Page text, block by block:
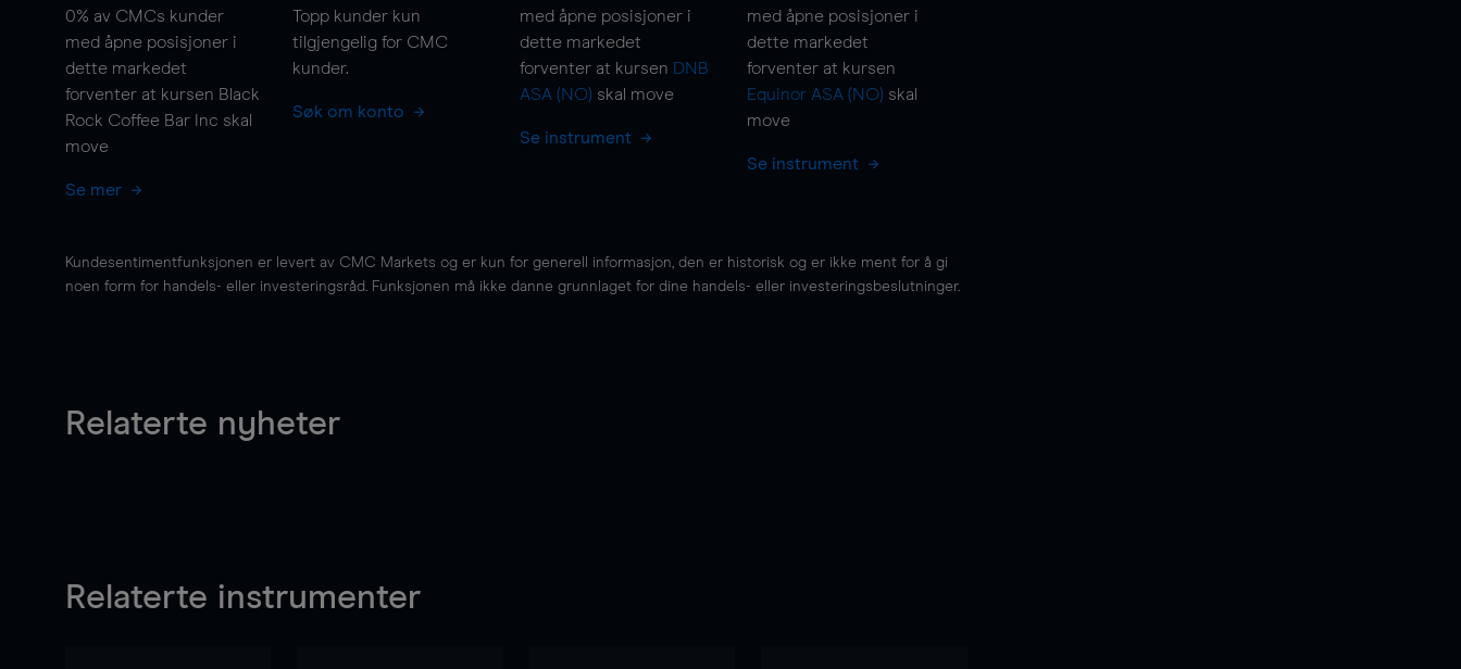
0% av CMCs kunder
med åpne posisjoner i
dette markedet
forventer at kursen Black
Rock Coffee Bar Inc skal
move
Se mer
Topp kunder kun
tilgjengelig for CMC
kunder.
Søk om konto
med åpne posisjoner i
dette markedet
forventer at kursen DNB
ASA (NO) skal move
Se instrument
med åpne posisjoner i
dette markedet
forventer at kursen
Equinor ASA (NO) skal
move
Se instrument
Kundesentimentfunksjonen er levert av CMC Markets og er kun for generell informasjon, den er historisk og er ikke ment for å gi
noen form for handels- eller investeringsråd. Funksjonen må ikke danne grunnlaget for dine handels- eller investeringsbeslutninger.
Relaterte nyheter
Relaterte instrumenter